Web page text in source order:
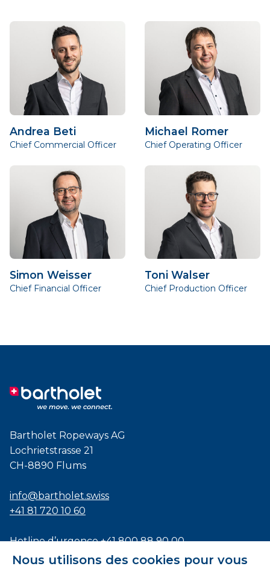
Nous utilisons des cookies pour vous
Andrea Beti
Chief Commercial Officer
Michael Romer
Chief Operating Officer
Simon Weisser
Chief Financial Officer
Toni Walser
Chief Production Officer
Bartholet Ropeways AG
Lochrietstrasse 21
CH-8890 Flums
info@bartholet.swiss
+41 81 720 10 60
Hotline d’urgence+41 800 88 90 00